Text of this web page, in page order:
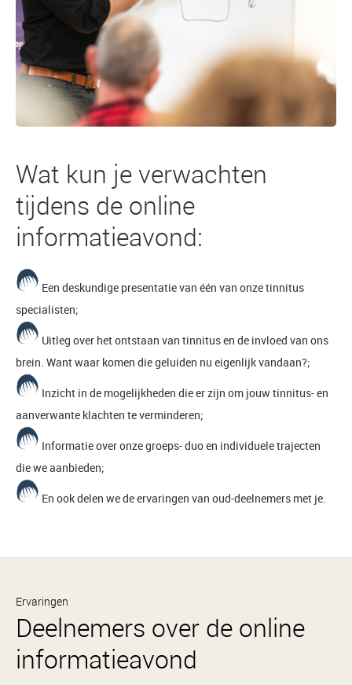
Wat kun je verwachten
tijdens de online
informatieavond:
Een deskundige presentatie van één van onze tinnitus
specialisten;
Uitleg over het ontstaan van tinnitus en de invloed van ons
brein. Want waar komen die geluiden nu eigenlijk vandaan?;
Inzicht in de mogelijkheden die er zijn om jouw tinnitus- en
aanverwante klachten te verminderen;
Informatie over onze groeps- duo en individuele trajecten
die we aanbieden;
En ook delen we de ervaringen van oud-deelnemers met je.
Ervaringen
Deelnemers over de online
informatieavond